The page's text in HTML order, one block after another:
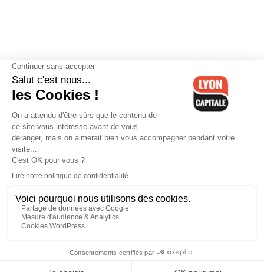
Contactez-nous-Mentions légales-CGV-Politique de
confidentialité-Gestion des cookies
Cedex 06